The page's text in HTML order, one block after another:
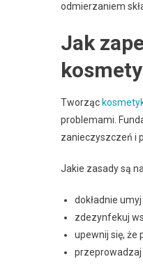
odmierzaniem
Jak
Tworząc
problemami.
zanieczyszczeń i
Jakie zasady są
dokładnie
zdezynfekuj
upewnij się, że
przeprowadzaj